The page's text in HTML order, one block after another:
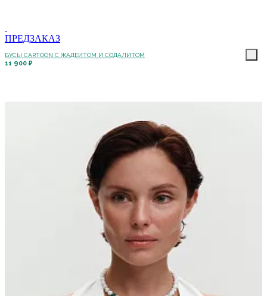
ПРЕДЗАКАЗ
БУСЫ CARTOON С ЖАДЕИТОМ И СОДАЛИТОМ
11 900 ₽